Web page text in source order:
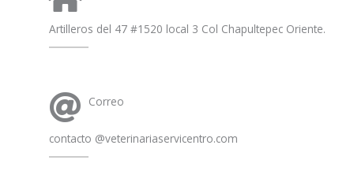
Artilleros del 47 #1520 local 3 Col Chapultepec Oriente.
Correo
contacto @veterinariaservicentro.com